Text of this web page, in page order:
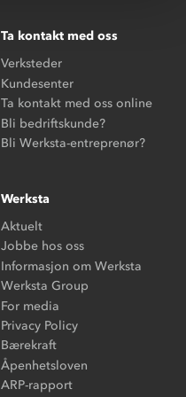
Ta kontakt med oss
Verksteder
Kundesenter
Ta kontakt med oss online
Bli bedriftskunde?
Bli Werksta-entreprenør?
Werksta
Aktuelt
Jobbe hos oss
Informasjon om Werksta
Werksta Group
For media
Privacy Policy
Bærekraft
Åpenhetsloven
ARP-rapport